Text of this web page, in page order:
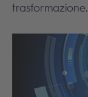
trasformazione.